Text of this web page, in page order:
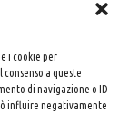
i cookie per
a queste
di navigazione o ID
influire negativamente